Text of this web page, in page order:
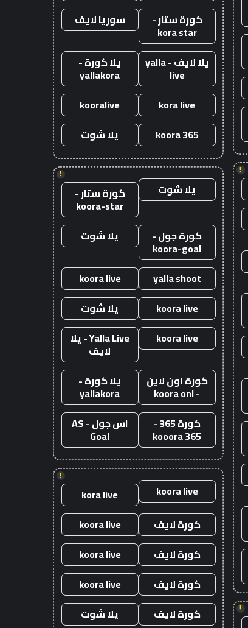
!
!
كورة ستار -
kora star
سوريا لايف
يلا لايف - yalla
live
يلا كورة -
yallakora
kora live
kooralive
koora 365
يلا شوت
!
يلا شوت كورة ستار -
koora-star
كورة جول -
koora-goal
يلا شوت
yalla shoot
koora live
koora live
يلا شوت
koora live
Yalla Live - يلا
لايف
كورة اون لاين
- koora onl
يلا كورة -
yallakora
كورة 365 -
kooora 365
اس جول - AS
Goal
!
koora live
kora live
كورة لايف
koora live
كورة لايف
koora live
كورة لايف
koora live
كورة لايف
يلا شوت